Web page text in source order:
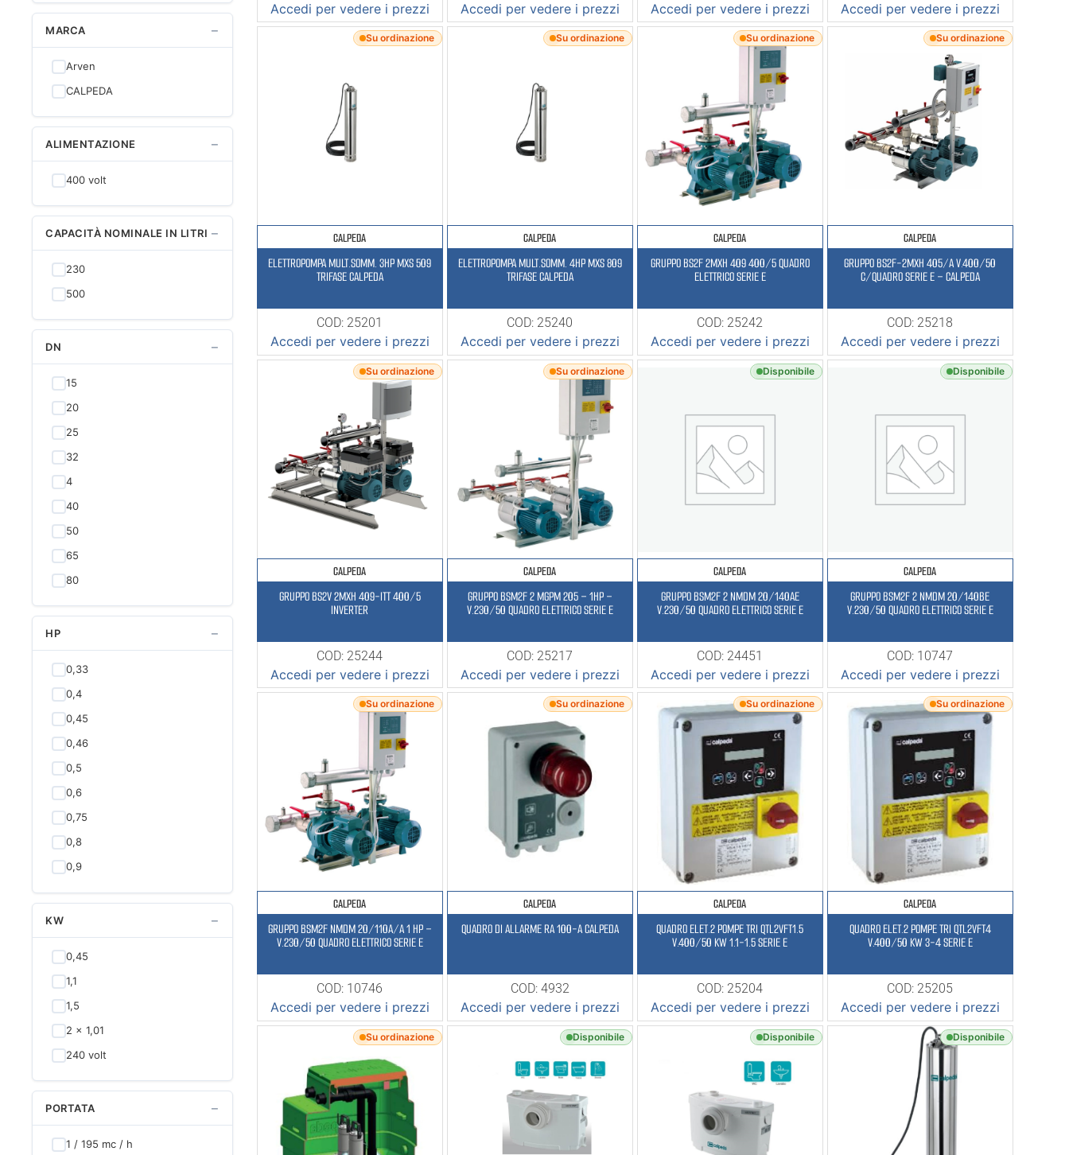
MARCA −
Arven
CALPEDA
ALIMENTAZIONE −
400 volt
CAPACITÀ NOMINALE IN LITRI −
230
500
DN −
15
20
25
32
4
40
50
65
80
HP −
0,33
0,4
0,45
0,46
0,5
0,6
0,75
0,8
0,9
1
1,5
10
2
2 x 1
3
4
5,5
KW −
0,45
1,1
1,5
2 x 1,01
240 volt
PORTATA −
1 / 195 mc / h
Accedi per vedere i prezzi Accedi per vedere i prezzi Accedi per vedere i prezzi Accedi per vedere i prezzi
Su ordinazione
CALPEDA
ELETTROPOMPA MULT.SOMM. 3HP MXS 509
TRIFASE CALPEDA
COD: 25201
Accedi per vedere i prezzi
Su ordinazione
CALPEDA
ELETTROPOMPA MULT.SOMM. 4HP MXS 809
TRIFASE CALPEDA
COD: 25240
Accedi per vedere i prezzi
Su ordinazione
CALPEDA
GRUPPO BS2F 2MXH 409 400/5 QUADRO
ELETTRICO SERIE E
COD: 25242
Accedi per vedere i prezzi
Su ordinazione
CALPEDA
GRUPPO BS2F-2MXH 405/A V.400/50
C/QUADRO SERIE E – CALPEDA
COD: 25218
Accedi per vedere i prezzi
Su ordinazione
CALPEDA
GRUPPO BS2V 2MXH 409-ITT 400/5
INVERTER
COD: 25244
Accedi per vedere i prezzi
Su ordinazione
CALPEDA
GRUPPO BSM2F 2 MGPM 205 – 1HP –
V.230/50 QUADRO ELETTRICO SERIE E
COD: 25217
Accedi per vedere i prezzi
Disponibile
CALPEDA
GRUPPO BSM2F 2 NMDM 20/140AE
V.230/50 QUADRO ELETTRICO SERIE E
COD: 24451
Accedi per vedere i prezzi
Disponibile
CALPEDA
GRUPPO BSM2F 2 NMDM 20/140BE
V.230/50 QUADRO ELETTRICO SERIE E
COD: 10747
Accedi per vedere i prezzi
Su ordinazione
CALPEDA
GRUPPO BSM2F NMDM 20/110A/A 1 HP –
V.230/50 QUADRO ELETTRICO SERIE E
COD: 10746
Accedi per vedere i prezzi
Su ordinazione
CALPEDA
QUADRO DI ALLARME RA 100-A CALPEDA
COD: 4932
Accedi per vedere i prezzi
Su ordinazione
CALPEDA
QUADRO ELET.2 POMPE TRI QTL2VFT1.5
V.400/50 KW 1.1-1.5 SERIE E
COD: 25204
Accedi per vedere i prezzi
Su ordinazione
CALPEDA
QUADRO ELET.2 POMPE TRI QTL2VFT4
V.400/50 KW 3-4 SERIE E
COD: 25205
Accedi per vedere i prezzi
Su ordinazione Disponibile Disponibile Disponibile